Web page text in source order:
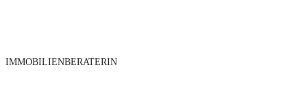
IMMOBILIENBERATERIN